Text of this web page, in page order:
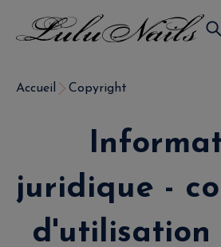
Accueil Copyright
juridique -
d'utilisation